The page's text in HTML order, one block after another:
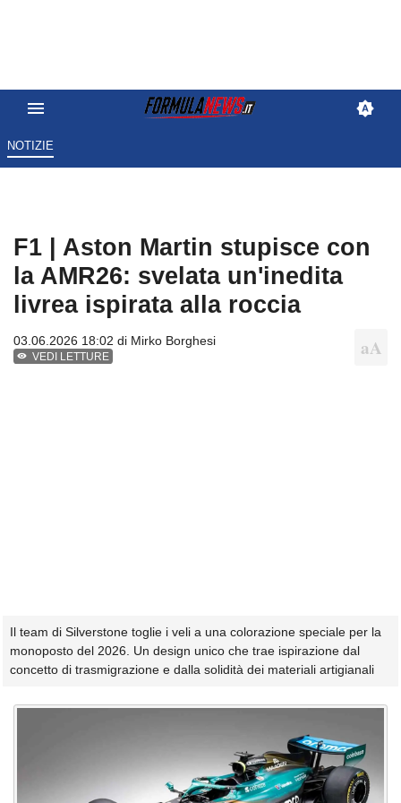
NOTIZIE
F1 | Aston Martin stupisce con
la AMR26: svelata un'inedita
livrea ispirata alla roccia
03.06.2026 18:02 di Mirko Borghesi
VEDI LETTURE
Il team di Silverstone toglie i veli a una colorazione speciale per la
monoposto del 2026. Un design unico che trae ispirazione dal
concetto di trasmigrazione e dalla solidità dei materiali artigianali